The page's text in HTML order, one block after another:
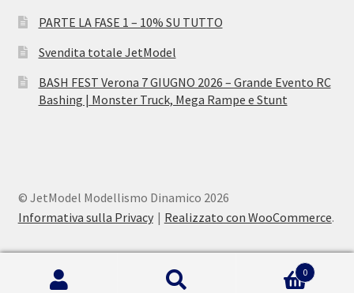
PARTE LA FASE 1 – 10% SU TUTTO
Svendita totale JetModel
BASH FEST Verona 7 GIUGNO 2026 – Grande Evento RC
Bashing | Monster Truck, Mega Rampe e Stunt
© JetModel Modellismo Dinamico 2026
Informativa sulla Privacy
Realizzato con WooCommerce.
0